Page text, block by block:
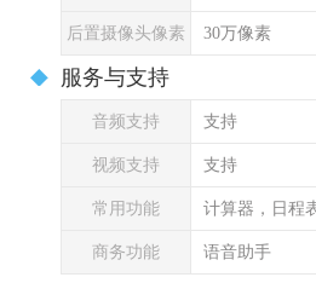
后置摄像头像素 30万像素
服务与支持
音频支持 支持
视频支持 支持
常用功能 计算器，日程
商务功能 语音助手